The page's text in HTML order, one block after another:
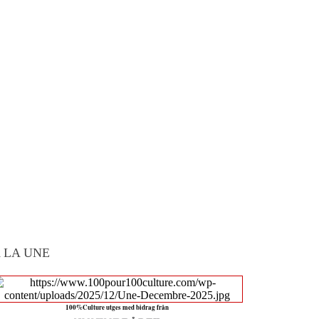
LA UNE
100%Culture utges med bidrag från